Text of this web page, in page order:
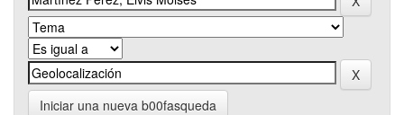
Iniciar una nueva b00fasqueda